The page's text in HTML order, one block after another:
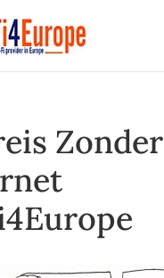
Zonder